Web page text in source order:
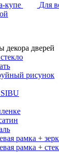
купе
Для
декора дверей
рисунок
рамка +
рамка +